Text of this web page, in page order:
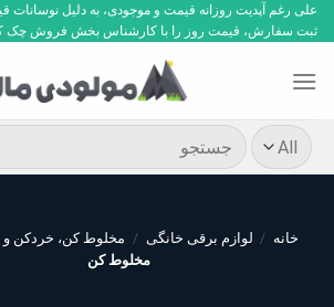
Skip
to
علی رغم آپدیت روزانه قیمت و موجودی، به دلیل نوسانات
ثبت سفارش، قیمت روز را با کارشناس بخش فروش چک کنید.
جستجو
برای:
خانه / لوازم برقی خانگی / مخلوط کن، خردکن و
مخلوط کن